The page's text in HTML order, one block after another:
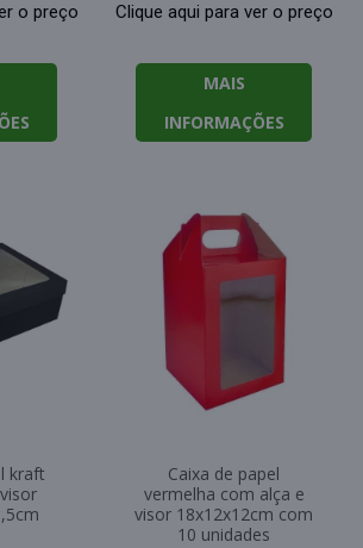
o preço Clique aqui para ver o preço
MAIS
INFORMAÇÕES
kraft
Caixa de papel
vermelha com alça e
visor 18x12x12cm com
10 unidades